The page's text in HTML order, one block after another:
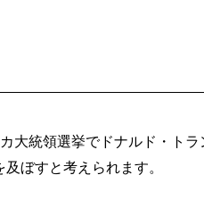
大統領選挙でドナルド・ト
ぼすと考えられます。